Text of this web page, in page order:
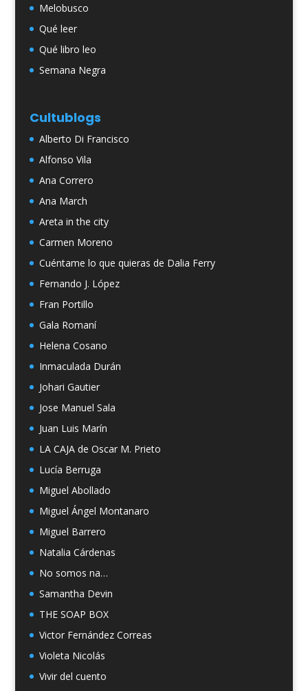
Melobusco
Qué leer
Qué libro leo
Semana Negra
Cultublogs
Alberto Di Francisco
Alfonso Vila
Ana Correro
Ana March
Areta in the city
Carmen Moreno
Cuéntame lo que quieras de Dalia Ferry
Fernando J. López
Fran Portillo
Gala Romaní
Helena Cosano
Inmaculada Durán
Johari Gautier
Jose Manuel Sala
Juan Luis Marín
LA CAJA de Oscar M. Prieto
Lucía Berruga
Miguel Abollado
Miguel Ángel Montanaro
Miguel Barrero
Natalia Cárdenas
No somos na…
Samantha Devin
THE SOAP BOX
Victor Fernández Correas
Violeta Nicolás
Vivir del cuento